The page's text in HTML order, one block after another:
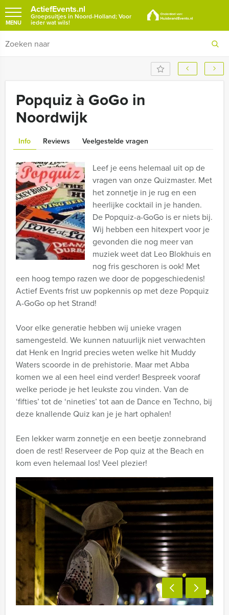
ActiefEvents.nl
Groepsuitjes in Noord-Holland; Voor
ieder wat wils!
MENU
Popquiz à GoGo in
Noordwijk
Info Reviews Veelgestelde vragen
Leef je eens helemaal uit op de
vragen van onze Quizmaster. Met
het zonnetje in je rug en een
heerlijke cocktail in je handen.
De Popquiz-a-GoGo is er niets bij.
Wij hebben een hitexpert voor je
gevonden die nog meer van
muziek weet dat Leo Blokhuis en
nog fris geschoren is ook! Met
een hoog tempo razen we door de popgeschiedenis!
Actief Events frist uw popkennis op met deze Popquiz
A-GoGo op het Strand!
Voor elke generatie hebben wij unieke vragen
samengesteld. We kunnen natuurlijk niet verwachten
dat Henk en Ingrid precies weten welke hit Muddy
Waters scoorde in de prehistorie. Maar met Abba
komen we al een heel eind verder! Bespreek vooraf
welke periode je het leukste zou vinden. Van de
‘fifties’ tot de ‘nineties’ tot aan de Dance en Techno, bij
deze knallende Quiz kan je je hart ophalen!
Een lekker warm zonnetje en een beetje zonnebrand
doen de rest! Reserveer de Pop quiz at the Beach en
kom even helemaal los! Veel plezier!